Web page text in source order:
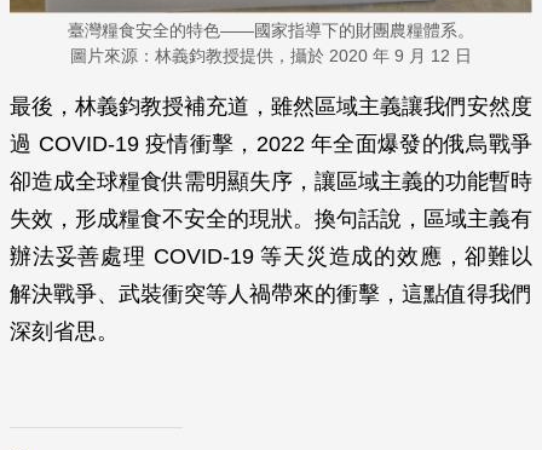
臺灣糧食安全的特色——國家指導下的財團農糧體系。
圖片來源：林義鈞教授提供，攝於 2020 年 9 月 12 日
最後，林義鈞教授補充道，雖然區域主義讓我們安然度
過 COVID-19 疫情衝擊，2022 年全面爆發的俄烏戰爭
卻造成全球糧食供需明顯失序，讓區域主義的功能暫時
失效，形成糧食不安全的現狀。換句話說，區域主義有
辦法妥善處理 COVID-19 等天災造成的效應，卻難以
解決戰爭、武裝衝突等人禍帶來的衝擊，這點值得我們
深刻省思。